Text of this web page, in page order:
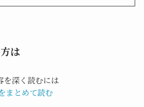
は
を深く読むには
まとめて読む